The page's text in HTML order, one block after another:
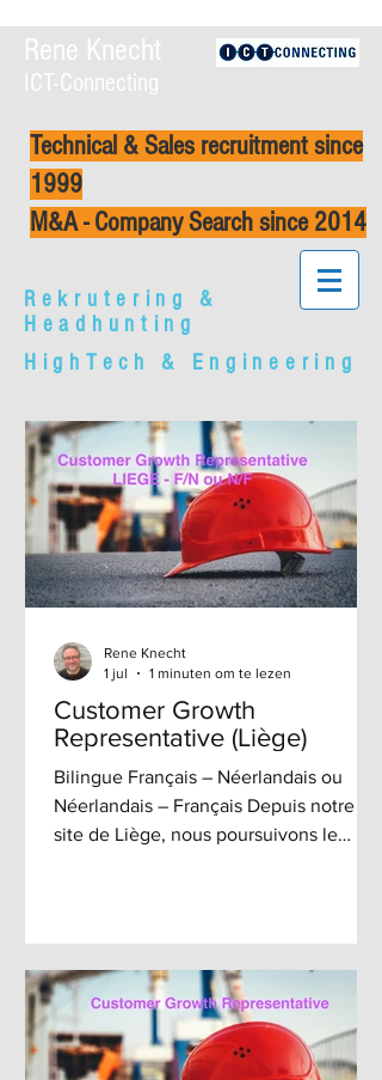
Rene Knecht
ICT-Connecting
Technical & Sales recruitment since
1999
M&A - Company Search since 2014
Rekrutering &
Headhunting
HighTech & Engineering
Customer Growth
Representative (Liège)
Bilingue Français – Néerlandais ou
Néerlandais – Français Depuis notre
site de Liège, nous poursuivons le
grâce à des actions commerciales
ciblées et un suivi proactif. Nous
voyons encore un important potentiel
de croissance dans les domaines
suivants : Suivi des clients existants
Rene Knecht
1 jul
1 minuten om te lezen